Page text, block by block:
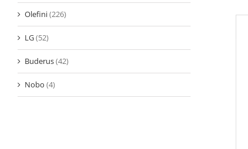
Olefini(226)
LG(52)
Buderus(42)
Nobo (4)